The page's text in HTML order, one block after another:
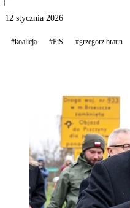
12 stycznia 2026
#koalicja #PiS #grzegorz braun